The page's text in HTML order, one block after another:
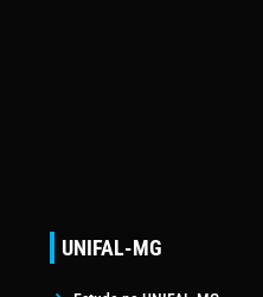
UNIFAL-MG